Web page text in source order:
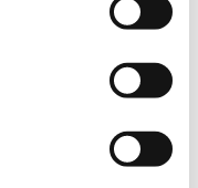
το ίδιο